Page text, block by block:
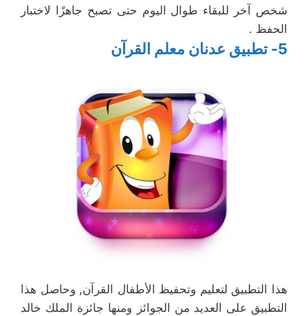
شخص آخر للبقاء طوال اليوم حتى تصبح جاهزًا لاختبار
الحفظ .
5- تطبيق عدنان معلم القرآن
هذا التطبيق لتعليم وتحفيظ الأطفال القرآن, وحاصل هذا
التطبيق على العديد من الجوائز ومنها جائزة الملك خالد